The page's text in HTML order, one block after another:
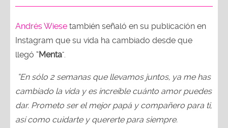
Andrés Wiese también señaló en su publicación en
Instagram que su vida ha cambiado desde que
llegó “Menta".
“En sólo 2 semanas que llevamos juntos, ya me has
cambiado la vida y es increíble cuánto amor puedes
dar. Prometo ser el mejor papá y compañero para ti,
así como cuidarte y quererte para siempre.